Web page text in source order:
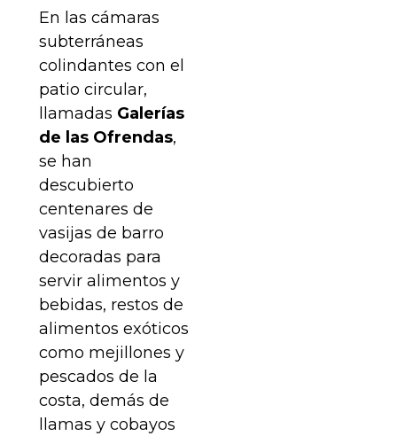
En las cámaras
subterráneas
colindantes con el
patio circular,
llamadas Galerías
de las Ofrendas,
se han
descubierto
centenares de
vasijas de barro
decoradas para
servir alimentos y
bebidas, restos de
alimentos exóticos
como mejillones y
pescados de la
costa, demás de
llamas y cobayos